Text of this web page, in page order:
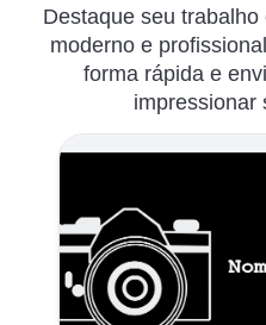
Destaque seu
moderno e
forma rápida e
impressionar